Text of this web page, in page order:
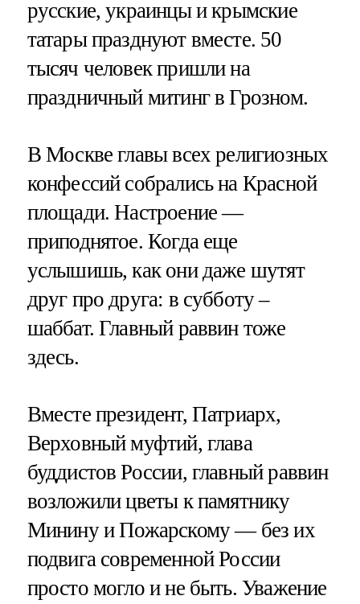
русские, украинцы и крымские
татары празднуют вместе. 50
тысяч человек пришли на
праздничный митинг в Грозном.
В Москве главы всех религиозных
конфессий собрались на Красной
площади. Настроение —
приподнятое. Когда еще
услышишь, как они даже шутят
друг про друга: в субботу –
шаббат. Главный раввин тоже
здесь.
Вместе президент, Патриарх,
Верховный муфтий, глава
буддистов России, главный раввин
возложили цветы к памятнику
Минину и Пожарскому — без их
подвига современной России
просто могло и не быть. Уважение